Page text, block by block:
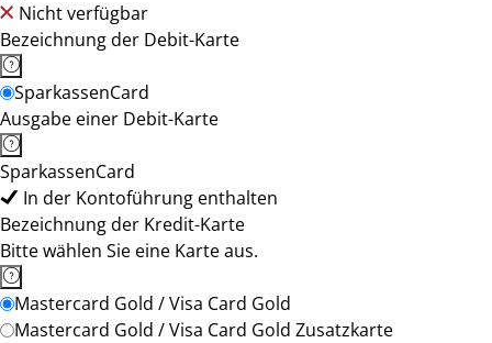
Nicht verfügbar
Bezeichnung der Debit-Karte
SparkassenCard
Ausgabe einer Debit-Karte
SparkassenCard
In der Kontoführung enthalten
Bezeichnung der Kredit-Karte
Bitte wählen Sie eine Karte aus.
Mastercard Gold / Visa Card Gold
Mastercard Gold / Visa Card Gold Zusatzkarte